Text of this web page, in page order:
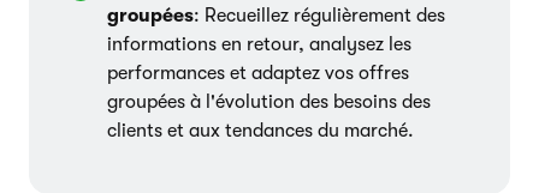
groupées: Recueillez régulièrement des
informations en retour, analysez les
performances et adaptez vos offres
groupées à l'évolution des besoins des
clients et aux tendances du marché.